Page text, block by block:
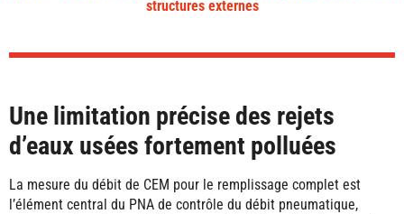
structures externes
Une limitation précise des rejets
d’eaux usées fortement polluées
La mesure du débit de CEM pour le remplissage complet est
l’élément central du PNA de contrôle du débit pneumatique,